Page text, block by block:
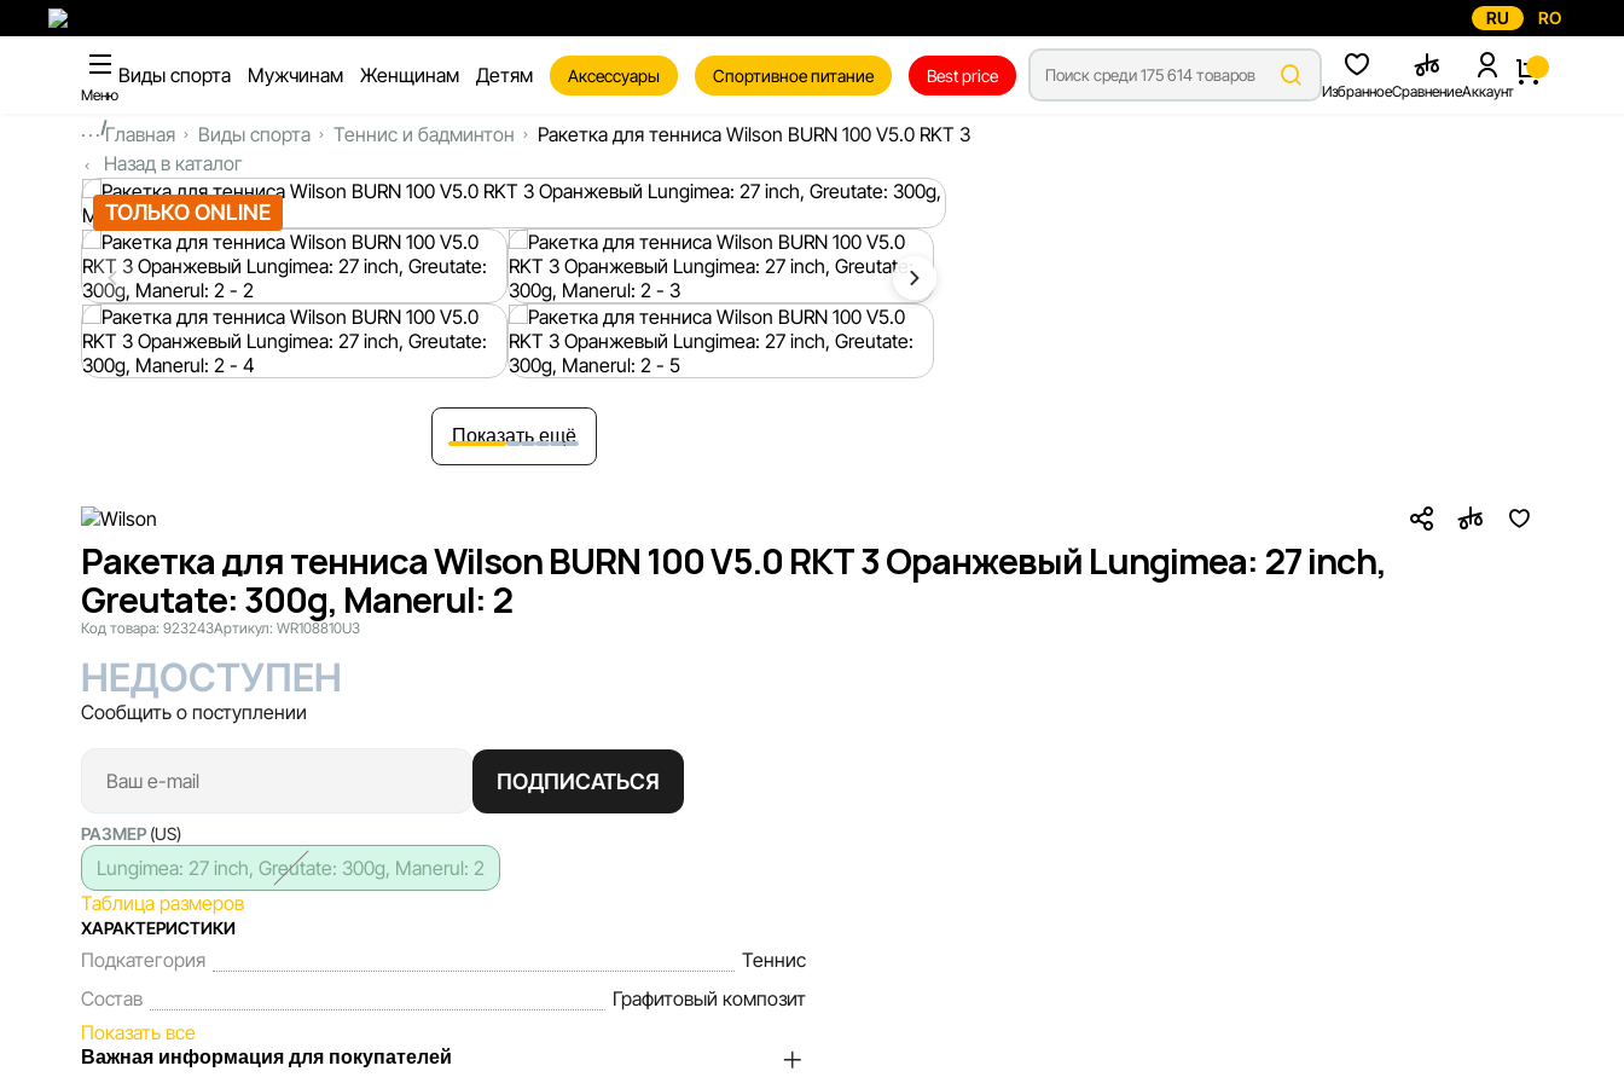
RU RO
Меню
Виды спорта Мужчинам Женщинам Детям Аксессуары Спортивное питание Best price
ИзбранноеСравнениеАккаунт
...Главная Виды спорта Теннис и бадминтон
Ракетка для тенниса Wilson BURN 100 V5.0 RKT 3
Назад в каталог
ТОЛЬКО ONLINE
Показать ещё
Ракетка для тенниса Wilson BURN 100 V5.0 RKT 3 Оранжевый Lungimea: 27 inch,
Greutate: 300g, Manerul: 2
Код товара:923243Артикул:WR108810U3
НЕДОСТУПЕН
Сообщить о поступлении
ПОДПИСАТЬСЯ
РАЗМЕР (US)
Lungimea: 27 inch, Greutate: 300g, Manerul: 2
Таблица размеров
ХАРАКТЕРИСТИКИ
Подкатегория
Теннис
Состав
Графитовый композит
Показать все
Важная информация для покупателей